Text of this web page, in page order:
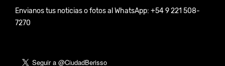
Envianos tus noticias o fotos al WhatsApp: +54 9 221 508-
7270